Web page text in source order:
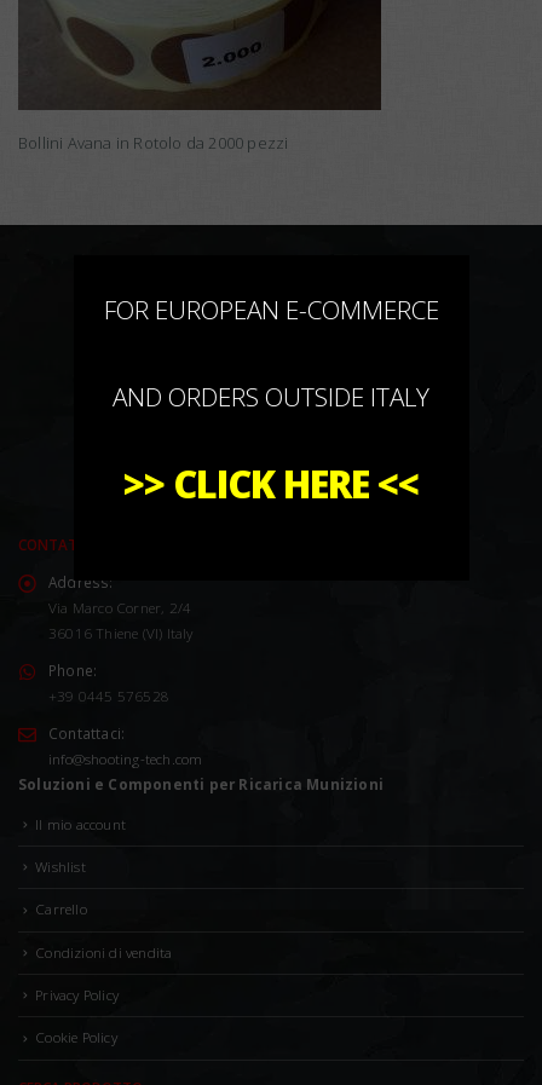
Bollini Avana in Rotolo da 2000 pezzi
CONTATTACI
Address:
Via Marco Corner, 2/4
36016 Thiene (VI) Italy
Phone:
+39 0445 576528
Contattaci:
info@shooting-tech.com
Soluzioni e Componenti per Ricarica Munizioni
Il mio account
Wishlist
Carrello
Condizioni di vendita
Privacy Policy
Cookie Policy
FOR EUROPEAN E-COMMERCE
AND ORDERS OUTSIDE ITALY
>> CLICK HERE<<